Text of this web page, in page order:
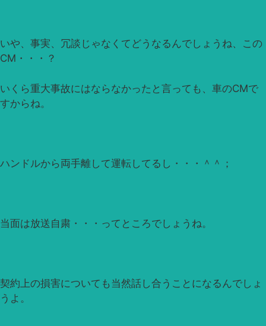
いや、事実、冗談じゃなくてどうなるんでしょうね、この
CM・・・？
いくら重大事故にはならなかったと言っても、車のCMで
すからね。
ハンドルから両手離して運転してるし・・・＾＾；
当面は放送自粛・・・ってところでしょうね。
契約上の損害についても当然話し合うことになるんでしょ
うよ。